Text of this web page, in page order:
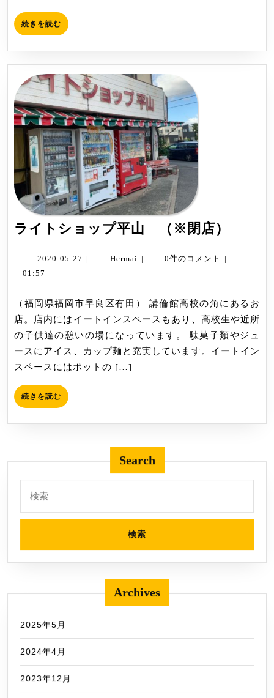
続きを読む 続
き
む
ライトショップ平山 （※閉店）
ッ
プ
平
山
2020-05-27 2020-
| Hermai Hermai
| 0件のコメント
|
01:57
（福岡県福岡市早良区有田） 講倫館高校の角にあるお
店。店内にはイートインスペースもあり、高校生や近所
の子供達の憩いの場になっています。 駄菓子類やジュ
ースにアイス、カップ麺と充実しています。イートイン
スペースにはポットの […]
続きを読む 続
き
Search
索:
Archives
2025年5月
2024年4月
2023年12月